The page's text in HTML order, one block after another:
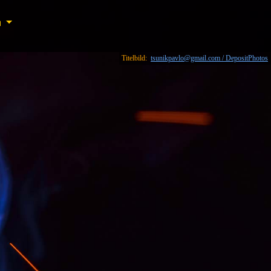
Titelbild: tsunikpavlo@gmail.com / DepositPhotos